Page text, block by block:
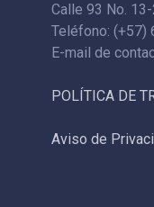
Calle 93 No.
Teléfono: (+57)
E-mail de
POLÍTICA DE
Aviso de